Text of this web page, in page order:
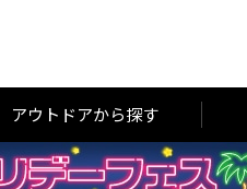
アウトドアから探す